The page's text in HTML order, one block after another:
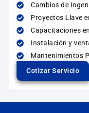
Cambios de
Proyectos Llave
Capacitaciones
Instalación y
Mantenimientos
Cotizar Servicio